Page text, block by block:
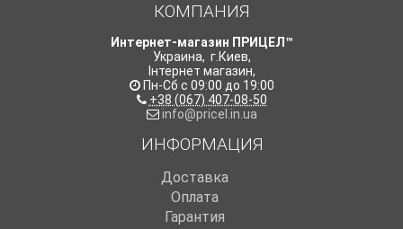
КОМПАНИЯ
Интернет-магазин ПРИЦЕЛ™
Украина, г.Киев,
Інтернет магазин,
Пн-Сб с 09:00 до 19:00
+38 (067) 407-08-50
info@pricel.in.ua
ИНФОРМАЦИЯ
Доставка
Оплата
Гарантия